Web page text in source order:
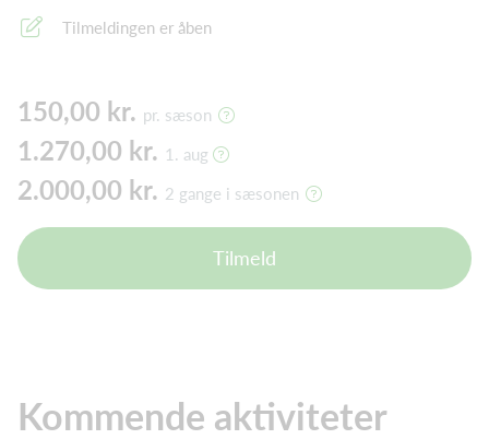
Tilmeldingen er åben
150,00 kr. pr. sæson
1.270,00 kr. 1. aug
2.000,00 kr. 2 gange i sæsonen
Tilmeld
Kommende aktiviteter